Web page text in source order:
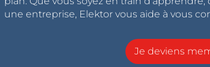
une entreprise, Elektor vous aide à vous
Je deviens